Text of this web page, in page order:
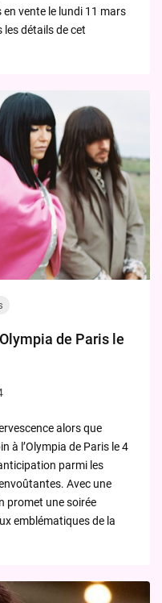
vente le lundi 11 mars
détails de cet
de Paris le
alors que
à l’Olympia de Paris le 4
parmi les
Avec une
promet une soirée
emblématiques de la